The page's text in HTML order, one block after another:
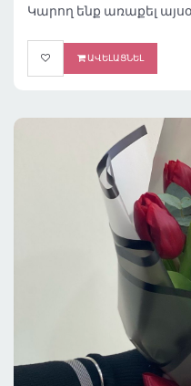
Կարող ենք առաքել
ԱՎԵԼԱՑՆԵԼ